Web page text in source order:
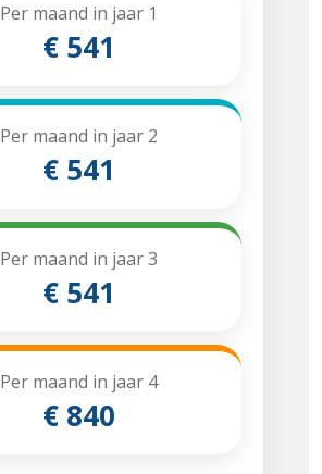
Per maand in jaar 1
€ 541
Per maand in jaar 2
€ 541
Per maand in jaar 3
€ 541
Per maand in jaar 4
€ 840